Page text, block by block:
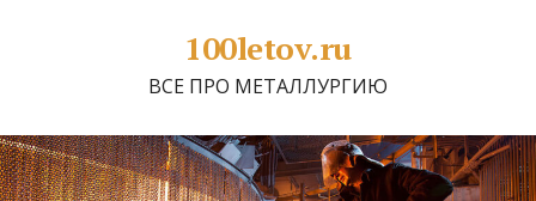
100letov.ru
ВСЕ ПРО МЕТАЛЛУРГИЮ